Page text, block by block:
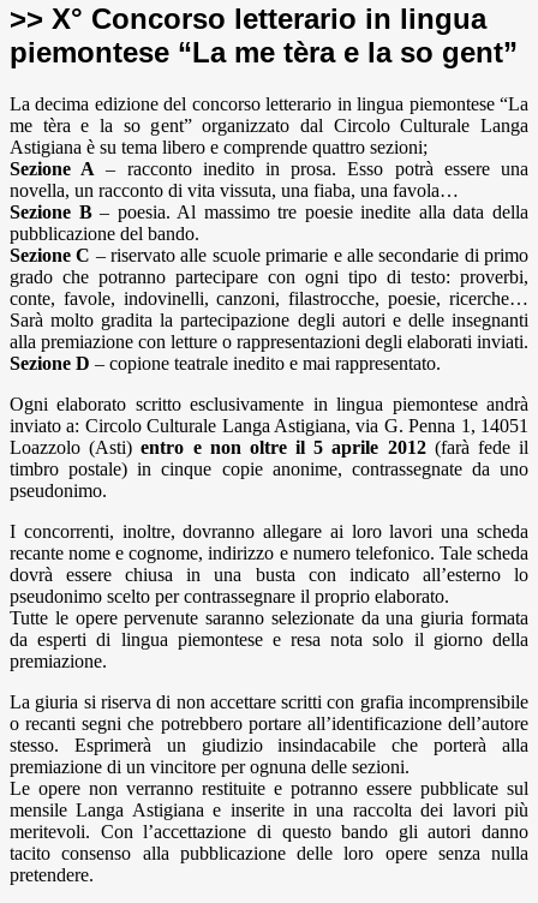
>> X° Concorso letterario in lingua
piemontese “La me tèra e la so gent”
La decima edizione del concorso letterario in lingua piemontese “La
me tèra e la so gent” organizzato dal Circolo Culturale Langa
Astigiana è su tema libero e comprende quattro sezioni;
Sezione A – racconto inedito in prosa. Esso potrà essere una
novella, un racconto di vita vissuta, una fiaba, una favola…
Sezione B– poesia. Al massimo tre poesie inedite alla data della
pubblicazione del bando.
Sezione C – riservato alle scuole primarie e alle secondarie di primo
grado che potranno partecipare con ogni tipo di testo: proverbi,
conte, favole, indovinelli, canzoni, filastrocche, poesie, ricerche…
Sarà molto gradita la partecipazione degli autori e delle insegnanti
alla premiazione con letture o rappresentazioni degli elaborati inviati.
Sezione D – copione teatrale inedito e mai rappresentato.
Ogni elaborato scritto esclusivamente in lingua piemontese andrà
inviato a: Circolo Culturale Langa Astigiana, via G. Penna 1, 14051
Loazzolo (Asti) entro e non oltre il 5 aprile 2012(farà fede il
timbro postale) in cinque copie anonime, contrassegnate da uno
pseudonimo.
I concorrenti, inoltre, dovranno allegare ai loro lavori una scheda
recante nome e cognome, indirizzo e numero telefonico. Tale scheda
dovrà essere chiusa in una busta con indicato all’esterno lo
pseudonimo scelto per contrassegnare il proprio elaborato.
Tutte le opere pervenute saranno selezionate da una giuria formata
da esperti di lingua piemontese e resa nota solo il giorno della
premiazione.
La giuria si riserva di non accettare scritti con grafia incomprensibile
o recanti segni che potrebbero portare all’identificazione dell’autore
stesso. Esprimerà un giudizio insindacabile che porterà alla
premiazione di un vincitore per ognuna delle sezioni.
Le opere non verranno restituite e potranno essere pubblicate sul
mensile Langa Astigiana e inserite in una raccolta dei lavori più
meritevoli. Con l’accettazione di questo bando gli autori danno
tacito consenso alla pubblicazione delle loro opere senza nulla
pretendere.